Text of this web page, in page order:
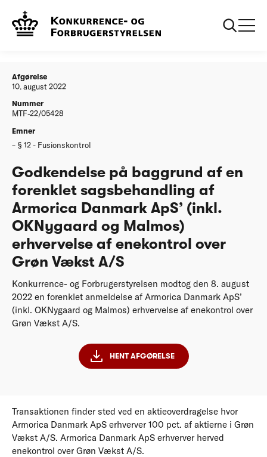
Afgørelser
forenklet sagsbehandling af Armorica Danmark
ApS’ (inkl. OKNygaard og Malmos) erhvervelse af
Afgørelse
10. august 2022
Nummer
MTF-22/05428
Emner
§ 12 - Fusionskontrol
Godkendelse på baggrund af en
forenklet sagsbehandling af
Armorica Danmark ApS’ (inkl.
OKNygaard og Malmos)
erhvervelse af enekontrol over
Grøn Vækst A/S
Konkurrence- og Forbrugerstyrelsen modtog den 8. august
2022 en forenklet anmeldelse af Armorica Danmark ApS’
(inkl. OKNygaard og Malmos) erhvervelse af enekontrol over
Grøn Vækst A/S.
HENT AFGØRELSE
Transaktionen finder sted ved en aktieoverdragelse hvor
Armorica Danmark ApS erhverver 100 pct. af aktierne i Grøn
Vækst A/S. Armorica Danmark ApS erhverver herved
enekontrol over Grøn Vækst A/S.